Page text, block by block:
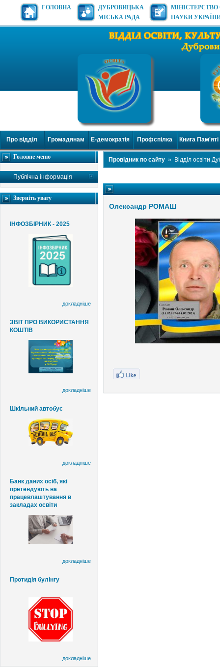
ГОЛОВНА
ДУБРОВИЦЬКА
МІСЬКА РАДА
МІНІСТЕРСТВО
НАУКИ
Про відділ Громадянам Е-демократія Профспілка Книга Пам'яті
Головне меню
Публічна інформація
Зверніть увагу
ІНФОЗБІРНИК - 2025
докладніше
ЗВІТ ПРО ВИКОРИСТАННЯ
КОШТІВ
докладніше
Шкільний автобус
докладніше
Банк даних осіб, які
претендують на
працевлаштування в
закладах освіти
докладніше
Протидія булінгу
докладніше
Провідник по сайту » Відділ освіти
Олександр РОМАШ